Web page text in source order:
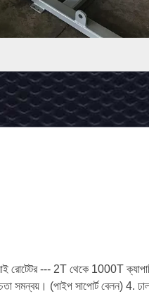
রোটেটর --- 2T থেকে 1000T
সমন্বয়। (পাইপ সাপোর্ট বেলন) 4.